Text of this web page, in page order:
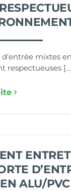
d'entrée mixtes
respectueuses
ALU/